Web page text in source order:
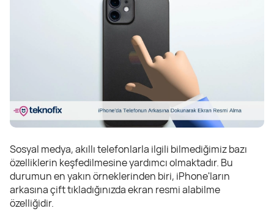
Sosyal medya, akıllı telefonlarla ilgili bilmediğimiz bazı
özelliklerin keşfedilmesine yardımcı olmaktadır. Bu
durumun en yakın örneklerinden biri, iPhone'ların
arkasına çift tıkladığınızda ekran resmi alabilme
özelliğidir.